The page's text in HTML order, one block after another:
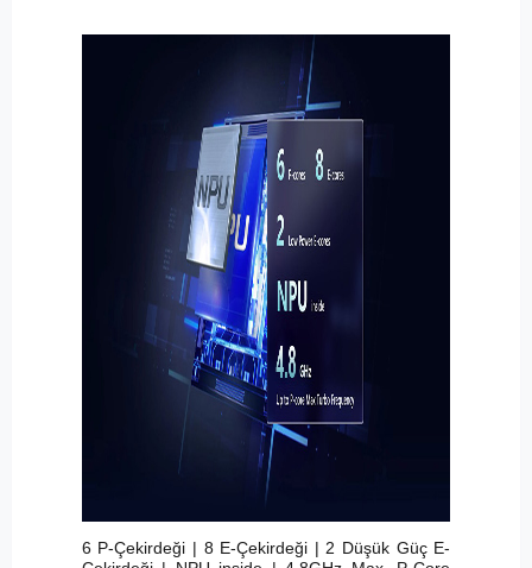
6 P-Çekirdeği | 8 E-Çekirdeği | 2 Düşük Güç E-